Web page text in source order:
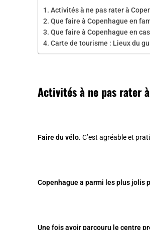
Activités à ne pas rater à
Que faire à Copenhague en
Que faire à Copenhague en
Carte de tourisme : Lieux du
Activités à ne pas rater à
Faire du vélo.C’est agréable et
Copenhague a parmi les plus jolis
Une fois avoir parcouru lecentre